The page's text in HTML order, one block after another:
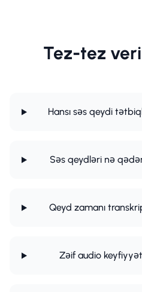
Tez-tez
Hansı səs qeydi
Səs qeydləri nə
Qeyd zamanı
Zəif audio